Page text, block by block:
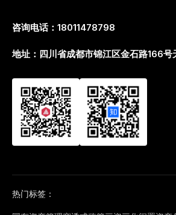
咨询电话：18011478798
地址：四川省成都市锦江区金石路166号
热门标签：